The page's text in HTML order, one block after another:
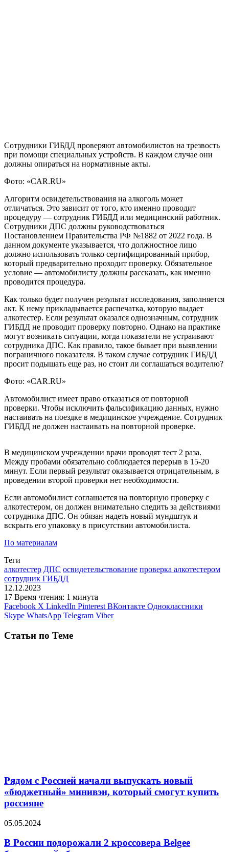
Сотрудники ГИБДД проверяют автомобилистов на трезвость
при помощи специальных устройств. В каждом случае они
должны опираться на нормативные акты.
Фото: «CAR.RU»
Алгоритм освидетельствования на алкоголь может
отличаться. Это зависит от того, кто именно проводит
процедуру — сотрудник ГИБДД или медицинский работник.
Сотрудники ДПС должны руководствоваться
Постановлением Правительства РФ №1882 от 2022 года. В
данном документе указывается, что должностное лицо
должно использовать только сертифицированный прибор,
который предварительно проходит проверку. Обязательное
условие — автомобилисту должны рассказать, как именно
проводится процедура.
Как только будет получен результат исследования, заполняется
акт. К нему прикладывается распечатка, которую выдает
алкотестер. Если результат оказался однозначным, сотрудник
ГИБДД не проводит проверку повторно. Однако на практике
могут возникать ситуации, когда показатели не устраивают
сотрудника ДПС. Как правило, такое бывает при выявлении
пограничного показателя. В таком случае сотрудник ГИБДД
просит подышать еще раз, но стоит ли соглашаться водителю?
Фото: «CAR.RU»
Автомобилист имеет право отказаться от повторной
проверки. Чтобы исключить фальсификацию данных, нужно
настаивать на поездке в медицинское учреждение. Сотрудник
ГИБДД не должен настаивать на повторной проверке.
В медицинском учреждении врачи проводят тест 2 раза.
Между пробами обязательно соблюдается перерыв в 15-20
минут. Если первый результат оказывается отрицательным, в
проведении второй проверки нет необходимости.
Если автомобилист соглашается на повторную проверку с
алкотестером, он должен внимательно следить за действиями
сотрудника ДПС. Он обязан надеть новый мундштук и
вскрыть его упаковку в присутствии автомобилиста.
По материалам
Теги
алкотестер ДПС освидетельствование проверка алкотестером
сотрудник ГИБДД
12.12.2023
17 Время чтения: 1 минута
Facebook X LinkedIn Pinterest ВКонтакте Одноклассники
Skype WhatsApp Telegram Viber
Статьи по Теме
Рядом с Россией начали выпускать новый
«бюджетный» минивэн, который смогут купить
россияне
05.05.2024
В России подорожали 2 кроссовера Belgee